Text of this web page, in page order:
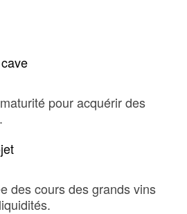
pour acquérir des
des cours des grands vins